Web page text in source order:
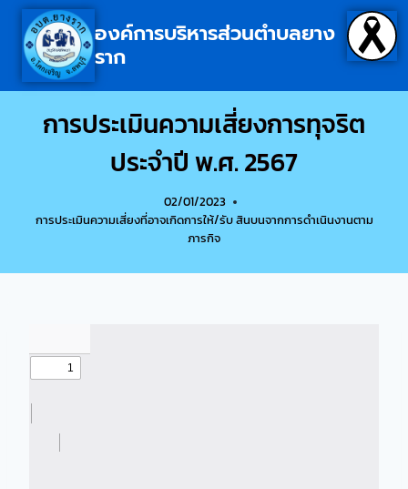
องค์การบริหารส่วนตำบลยาง
ราก
การประเมินความเสี่ยงการทุจริต
ประจำปี พ.ศ. 2567
02/01/2023
การประเมินความเสี่ยงที่อาจเกิดการให้/รับ สินบนจากการดำเนินงานตาม
ภารกิจ